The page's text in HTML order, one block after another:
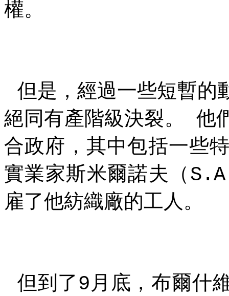
權。
但是，經過一些短暫的
絕同有產階級決裂。
他
合政府，其中包括一些
實業家斯米爾諾夫（
雇了他紡織廠的工人。
但到了 9 月底，布爾什